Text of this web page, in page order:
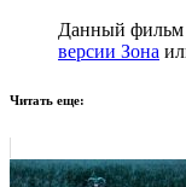
Данный фильм
версии Зона
Читать еще: